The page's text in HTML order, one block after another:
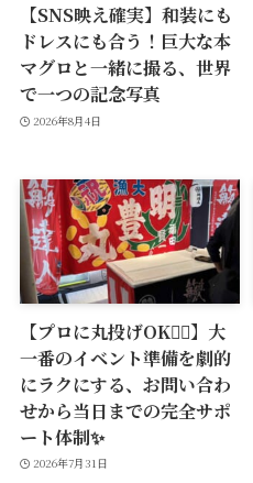
【SNS映え確実】和装にも
ドレスにも合う！巨大な本
マグロと一緒に撮る、世界
で一つの記念写真
2026年8月4日
【プロに丸投げOK🙆‍♂️】大
一番のイベント準備を劇的
にラクにする、お問い合わ
せから当日までの完全サポ
ート体制✨
2026年7月31日